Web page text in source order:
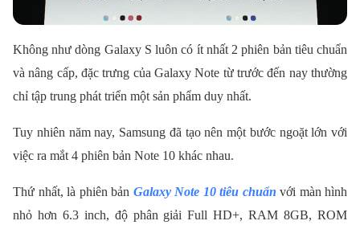
Không như dòng Galaxy S luôn có ít nhất 2 phiên bản tiêu chuẩn
và nâng cấp, đặc trưng của Galaxy Note từ trước đến nay thường
chỉ tập trung phát triển một sản phẩm duy nhất.
Tuy nhiên năm nay, Samsung đã tạo nên một bước ngoặt lớn với
việc ra mắt 4 phiên bản Note 10 khác nhau.
Thứ nhất, là phiên bản Galaxy Note 10 tiêu chuẩn với màn hình
nhỏ hơn 6.3 inch, độ phân giải Full HD+, RAM 8GB, ROM